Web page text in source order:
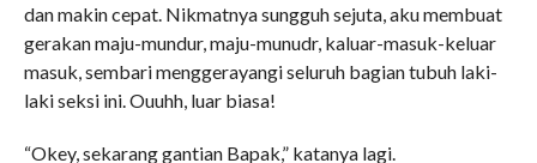
dan makin cepat. Nikmatnya sungguh sejuta, aku membuat
gerakan maju-mundur, maju-munudr, kaluar-masuk-keluar
masuk, sembari menggerayangi seluruh bagian tubuh laki-
laki seksi ini. Ouuhh, luar biasa!
“Okey, sekarang gantian Bapak,” katanya lagi.